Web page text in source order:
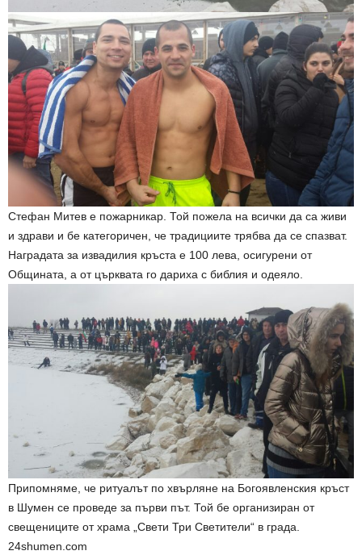
Стефан Митев е пожарникар. Той пожела на всички да са живи
и здрави и бе категоричен, че традициите трябва да се спазват.
Наградата за извадилия кръста е 100 лева, осигурени от
Общината, а от църквата го дариха с библия и одеяло.
Припомняме, че ритуалът по хвърляне на Богоявленския кръст
в Шумен се проведе за първи път. Той бе организиран от
свещениците от храма „Свети Три Светители“ в града.
24shumen.com